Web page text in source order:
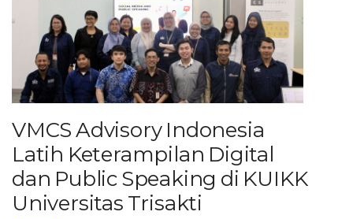
VMCS Advisory Indonesia
Latih Keterampilan Digital
dan Public Speaking di KUIKK
Universitas Trisakti